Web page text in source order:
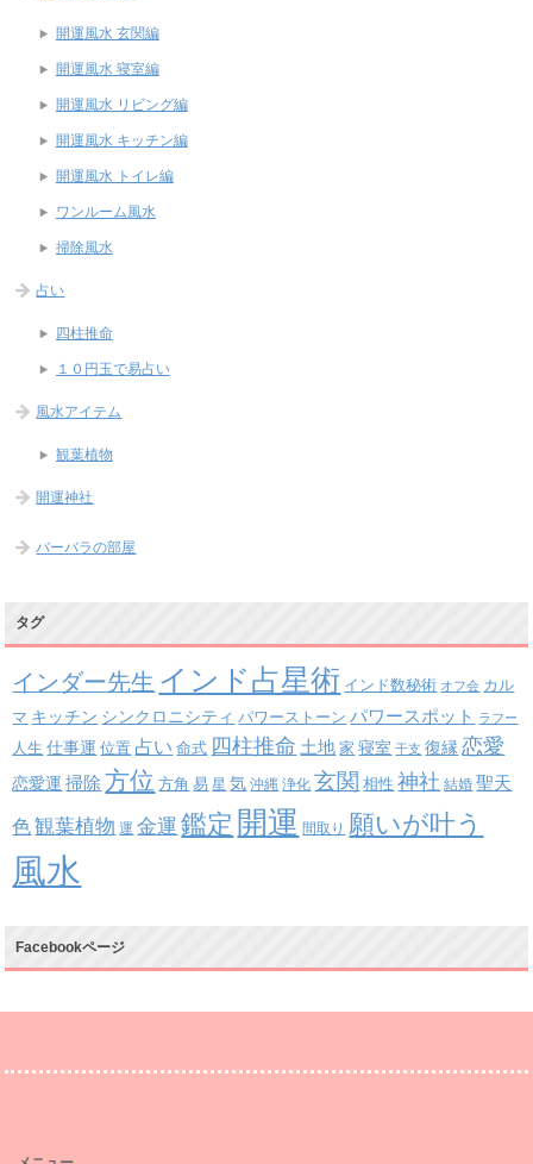
開運風水 玄関編
開運風水 寝室編
開運風水 リビング編
開運風水 キッチン編
開運風水 トイレ編
ワンルーム風水
掃除風水
占い
四柱推命
１０円玉で易占い
風水アイテム
観葉植物
開運神社
バーバラの部屋
タグ
インダー先生 インド占星術 インド数秘術 オフ会 カル
マ キッチン シンクロニシティ パワーストーン パワースポット ラフー
人生 仕事運 位置 占い 命式 四柱推命 土地 家 寝室 干支 復縁 恋愛
恋愛運 掃除 方位 方角 易 星 気 沖縄 浄化 玄関 相性 神社 結婚 聖天
色 観葉植物 運 金運 鑑定 開運 間取り 願いが叶う
風水
Facebookページ